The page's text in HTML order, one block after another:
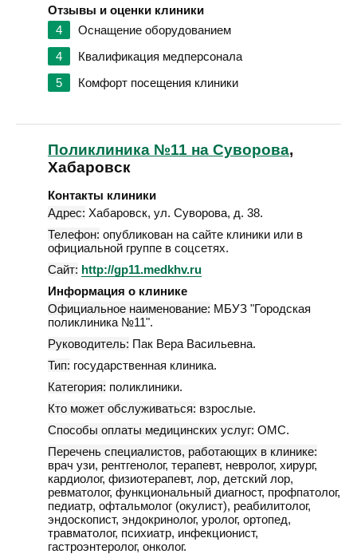
Отзывы и оценки клиники
4
Оснащение оборудованием
4
Квалификация медперсонала
5
Комфорт посещения клиники
Поликлиника №11 на Суворова,
Хабаровск
Контакты клиники
Адрес: Хабаровск, ул. Суворова, д. 38.
Телефон: опубликован на сайте клиники или в
официальной группе в соцсетях.
Сайт: http://gp11.medkhv.ru
Информация о клинике
Официальное наименование: МБУЗ "Городская
поликлиника №11".
Руководитель: Пак Вера Васильевна.
Тип: государственная клиника.
Категория: поликлиники.
Кто может обслуживаться: взрослые.
Способы оплаты медицинских услуг: ОМС.
Перечень специалистов, работающих в клинике:
врач узи, рентгенолог, терапевт, невролог, хирург,
кардиолог, физиотерапевт, лор, детский лор,
ревматолог, функциональный диагност, профпатолог,
педиатр, офтальмолог (окулист), реабилитолог,
эндоскопист, эндокринолог, уролог, ортопед,
травматолог, психиатр, инфекционист,
гастроэнтеролог, онколог.